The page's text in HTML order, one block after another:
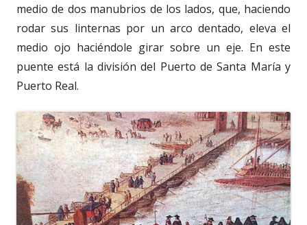
medio de dos manubrios de los lados, que, haciendo
rodar sus linternas por un arco dentado, eleva el
medio ojo haciéndole girar sobre un eje. En este
puente está la división del Puerto de Santa María y
Puerto Real.